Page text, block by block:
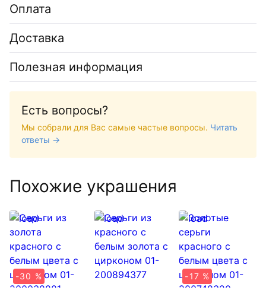
Оплата
Доставка
Полезная информация
Есть вопросы?
Мы собрали для Вас самые частые вопросы. Читать
ответы →
Похожие украшения
-30 %
-17 %